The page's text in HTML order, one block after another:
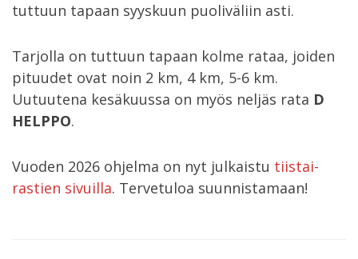
tuttuun tapaan syyskuun puoliväliin asti.
Tarjolla on tuttuun tapaan kolme rataa, joiden
pituudet ovat noin 2 km, 4 km, 5-6 km.
Uutuutena kesäkuussa on myös neljäs rata D
HELPPO.
Vuoden 2026 ohjelma on nyt julkaistu tiistai-
rastien sivuilla. Tervetuloa suunnistamaan!